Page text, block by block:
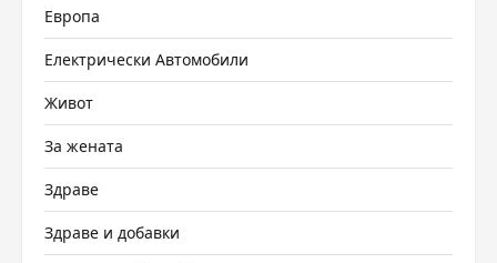
Европа
Електрически Автомобили
Живот
За жената
Здраве
Здраве и добавки